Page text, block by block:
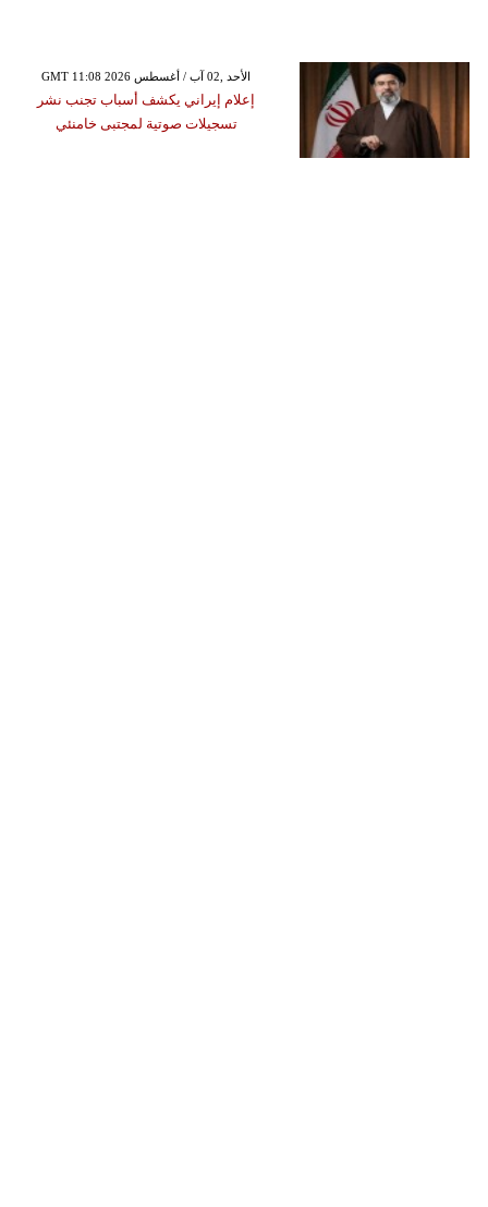
GMT 11:08 2026 الأحد ,02 آب / أغسطس
إعلام إيراني يكشف أسباب تجنب نشر
تسجيلات صوتية لمجتبى خامنئي